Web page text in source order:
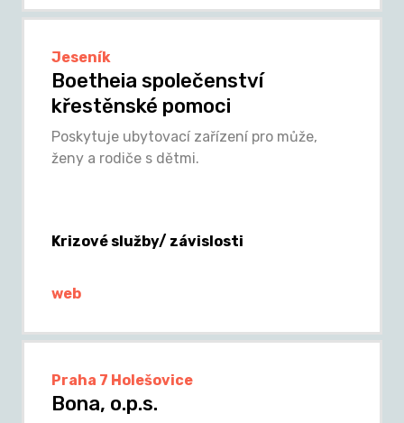
Jeseník
Boetheia společenství
křestěnské pomoci
Poskytuje ubytovací zařízení pro může,
ženy a rodiče s dětmi.
Krizové služby/ závislosti
web
Praha 7 Holešovice
Bona, o.p.s.